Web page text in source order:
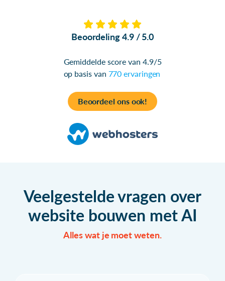
Beoordeling 4.9 / 5.0
Gemiddelde score van 4.9/5
op basis van 770 ervaringen
Beoordeel ons ook!
Veelgestelde vragen over
website bouwen met AI
Alles wat je moet weten.